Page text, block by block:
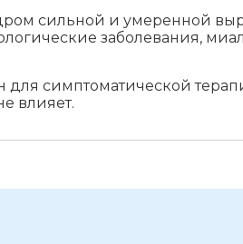
сильной и умеренной
заболевания,
для симптоматической
влияет.